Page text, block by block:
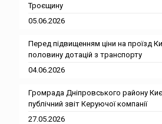
Троєщину
05.06.2026
Перед підвищенням ціни на проїзд
половину дотацій з транспорту
04.06.2026
Громрада Дніпровського району
публічний звіт Керуючої компанії
27.05.2026